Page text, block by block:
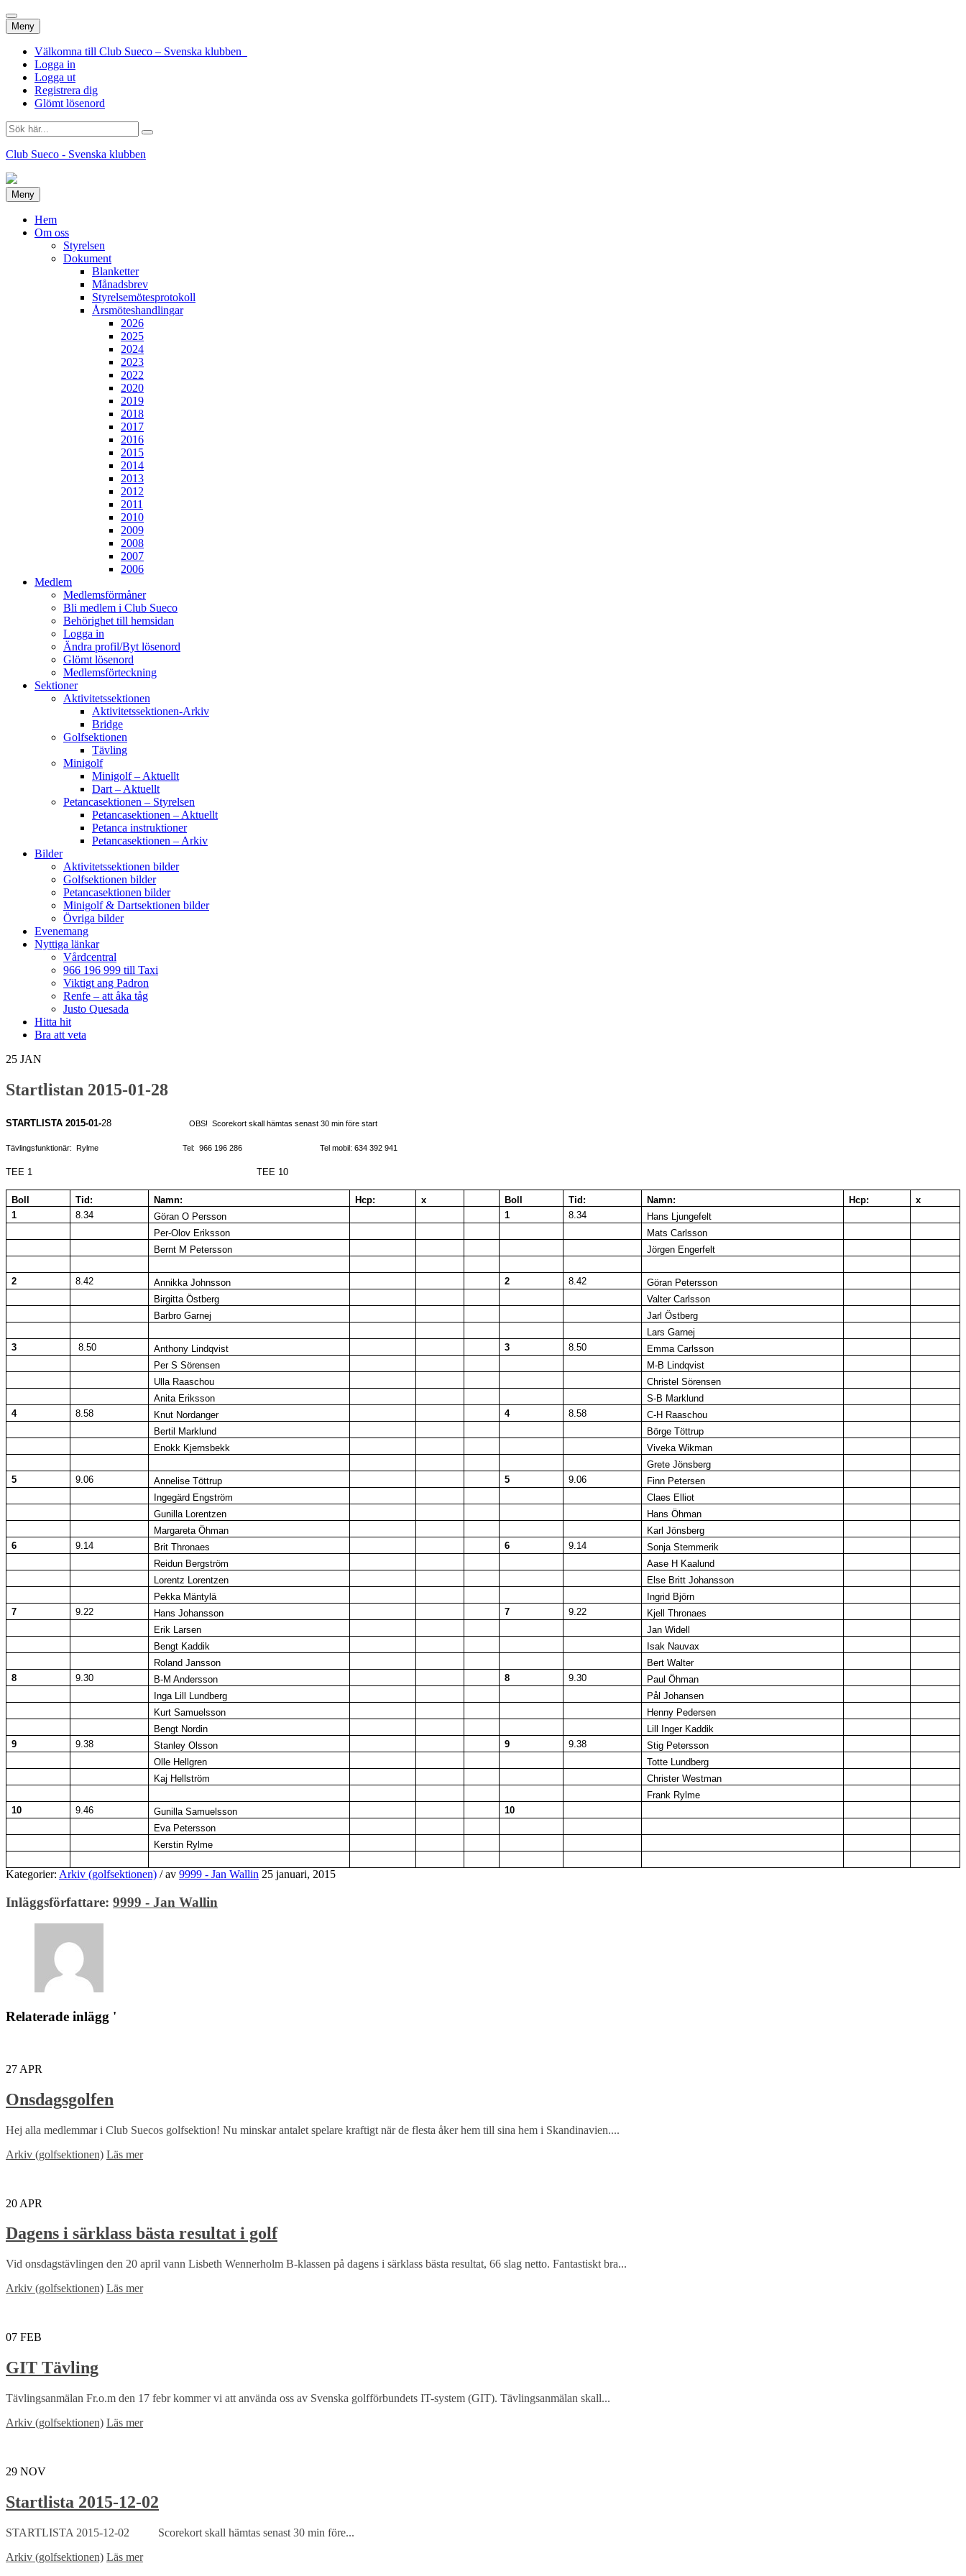
Meny Hoppa
till
innehåll
Välkomna till Club Sueco – Svenska klubben
Logga in
Logga ut
Registrera dig
Glömt lösenord
Sök
efter:
Club Sueco - Svenska klubben
Meny Hoppa
till
innehåll
Hem
Om oss
Styrelsen
Dokument
Blanketter
Månadsbrev
Styrelsemötesprotokoll
Årsmöteshandlingar
2026
2025
2024
2023
2022
2020
2019
2018
2017
2016
2015
2014
2013
2012
2011
2010
2009
2008
2007
2006
Medlem
Medlemsförmåner
Bli medlem i Club Sueco
Behörighet till hemsidan
Logga in
Ändra profil/Byt lösenord
Glömt lösenord
Medlemsförteckning
Sektioner
Aktivitetssektionen
Aktivitetssektionen-Arkiv
Bridge
Golfsektionen
Tävling
Minigolf
Minigolf – Aktuellt
Dart – Aktuellt
Petancasektionen – Styrelsen
Petancasektionen – Aktuellt
Petanca instruktioner
Petancasektionen – Arkiv
Bilder
Aktivitetssektionen bilder
Golfsektionen bilder
Petancasektionen bilder
Minigolf & Dartsektionen bilder
Övriga bilder
Evenemang
Nyttiga länkar
Vårdcentral
966 196 999 till Taxi
Viktigt ang Padron
Renfe – att åka tåg
Justo Quesada
Hitta hit
Bra att veta
25 JAN
Startlistan 2015-01-28
STARTLISTA 2015-01-28 OBS! Scorekort skall hämtas senast 30 min före start
Tävlingsfunktionär: Rylme Tel: 966 196 286 Tel mobil: 634 392 941
TEE 1 TEE 10
Boll Tid: Namn: Hcp: x Boll Tid: Namn: Hcp:
x
1
8.34 Göran O Persson 1 8.34
Hans Ljungefelt
Per-Olov Eriksson
Mats Carlsson
Bernt M Petersson
Jörgen Engerfelt
2 8.42 Annikka Johnsson 2 8.42
Göran Petersson
Birgitta Östberg
Valter Carlsson
Barbro Garnej
Jarl Östberg
Lars Garnej
3
8.50 Anthony Lindqvist 3 8.50
Emma Carlsson
Per S Sörensen
M-B Lindqvist
Ulla Raaschou
Christel Sörensen
Anita Eriksson
S-B Marklund
4
8.58 Knut Nordanger 4 8.58
C-H Raaschou
Bertil Marklund
Börge Töttrup
Enokk Kjernsbekk
Viveka Wikman
Grete Jönsberg
5
9.06 Annelise Töttrup 5 9.06
Finn Petersen
Ingegärd Engström
Claes Elliot
Gunilla Lorentzen
Hans Öhman
Margareta Öhman
Karl Jönsberg
6
9.14 Brit Thronaes 6 9.14
Sonja Stemmerik
Reidun Bergström
Aase H Kaalund
Lorentz Lorentzen
Else Britt Johansson
Pekka Mäntylä
Ingrid Björn
7
9.22 Hans Johansson 7 9.22
Kjell Thronaes
Erik Larsen
Jan Widell
Bengt Kaddik
Isak Nauvax
Roland Jansson
Bert Walter
8
9.30 B-M Andersson 8 9.30
Paul Öhman
Inga Lill Lundberg
Pål Johansen
Kurt Samuelsson
Henny Pedersen
Bengt Nordin
Lill Inger Kaddik
9
9.38 Stanley Olsson 9 9.38
Stig Petersson
Olle Hellgren
Totte Lundberg
Kaj Hellström
Christer Westman
Frank Rylme
10
9.46 Gunilla Samuelsson
10
Eva Petersson
Kerstin Rylme
Kategorier: Arkiv (golfsektionen) /av 9999 - Jan Wallin 25 januari, 2015
Inläggsförfattare: 9999 - Jan Wallin
Relaterade inlägg '
27 APR
Onsdagsgolfen
Hej alla medlemmar i Club Suecos golfsektion! Nu minskar antalet spelare kraftigt när de flesta åker hem till sina hem i Skandinavien....
Arkiv (golfsektionen) Läs mer
20 APR
Dagens i särklass bästa resultat i golf
Vid onsdagstävlingen den 20 april vann Lisbeth Wennerholm B-klassen på dagens i särklass bästa resultat, 66 slag netto. Fantastiskt bra...
Arkiv (golfsektionen) Läs mer
07 FEB
GIT Tävling
Tävlingsanmälan Fr.o.m den 17 febr kommer vi att använda oss av Svenska golfförbundets IT-system (GIT). Tävlingsanmälan skall...
Arkiv (golfsektionen) Läs mer
29 NOV
Startlista 2015-12-02
STARTLISTA 2015-12-02 Scorekort skall hämtas senast 30 min före...
Arkiv (golfsektionen) Läs mer